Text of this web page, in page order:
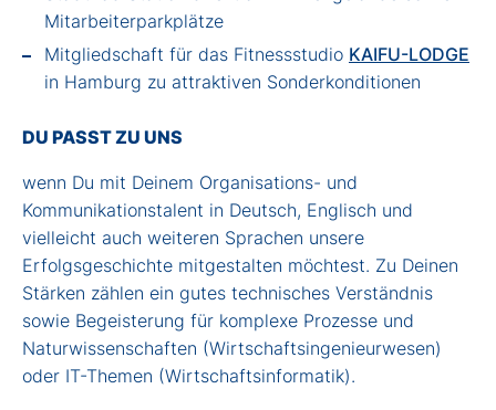
Mitarbeiterparkplätze
Mitgliedschaft für das Fitnessstudio KAIFU-LODGE
in Hamburg zu attraktiven Sonderkonditionen
DU PASST ZU UNS
wenn Du mit Deinem Organisations- und
Kommunikationstalent in Deutsch, Englisch und
vielleicht auch weiteren Sprachen unsere
Erfolgsgeschichte mitgestalten möchtest. Zu Deinen
Stärken zählen ein gutes technisches Verständnis
sowie Begeisterung für komplexe Prozesse und
Naturwissenschaften (Wirtschaftsingenieurwesen)
oder IT-Themen (Wirtschaftsinformatik).